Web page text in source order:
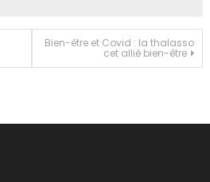
Bien-être et Covid : la thalasso
cet allié bien-être